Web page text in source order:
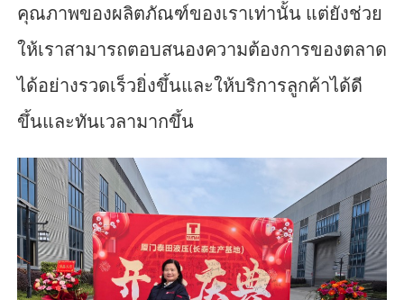
คุณภาพของผลิตภัณฑ์ของเราเท่านั้น แต่ยังช่วย
ให้เราสามารถตอบสนองความต้องการของตลาด
ได้อย่างรวดเร็วยิ่งขึ้นและให้บริการลูกค้าได้ดี
ขึ้นและทันเวลามากขึ้น